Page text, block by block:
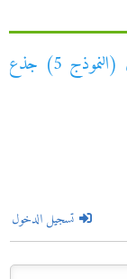
الفرض الأول في الرياضيات الدورة الأولى (النموذج 5) جذع
تسجيل الدخول